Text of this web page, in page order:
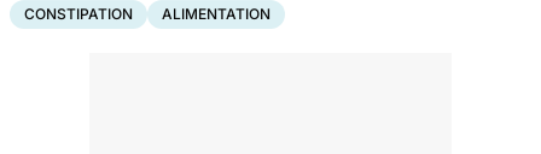
CONSTIPATION ALIMENTATION